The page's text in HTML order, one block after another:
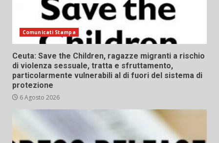
Comunicati Stampa
Ceuta: Save the Children, ragazze migranti a rischio
di violenza sessuale, tratta e sfruttamento,
particolarmente vulnerabili al di fuori del sistema di
protezione
6 Agosto 2026